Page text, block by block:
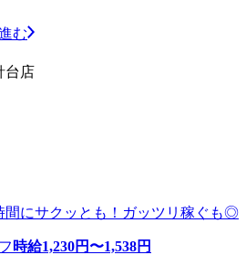
む
台店
間にサクッとも！ガッツリ稼ぐも◎
時給1,230円〜1,538円